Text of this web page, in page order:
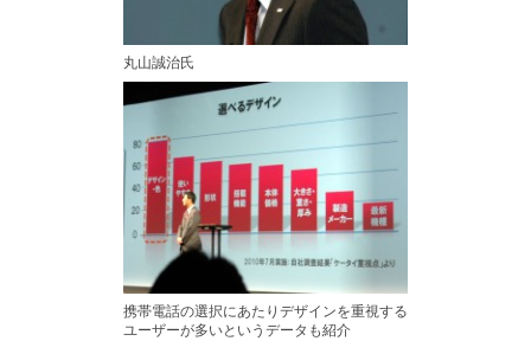
丸山誠治氏
携帯電話の選択にあたりデザインを重視する
ユーザーが多いというデータも紹介